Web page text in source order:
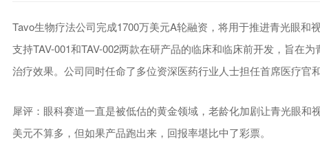
Tavo生物疗法公司完成1700万美元A轮融资，将用于推进青光眼和
支持TAV-001和TAV-002两款在研产品的临床和临床前开发，旨在
治疗效果。公司同时任命了多位资深医药行业人士担任首席医疗官
犀评：眼科赛道一直是被低估的黄金领域，老龄化加剧让青光眼和
美元不算多，但如果产品跑出来，回报率堪比中了彩票。